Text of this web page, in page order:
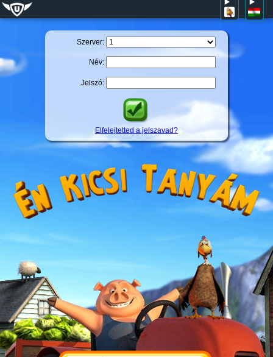
Szerver:
Név:
Jelszó:
Elfelejtetted a jelszavad?